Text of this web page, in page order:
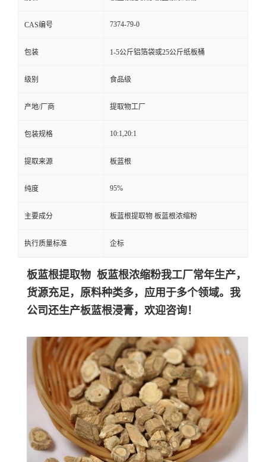
CAS编号 7374-79-0
包装 1-5公斤铝箔袋或25公斤纸板桶
级别 食品级
产地/厂商 提取物工厂
包装规格 10:1,20:1
提取来源 板蓝根
纯度 95%
主要成分 板蓝根提取物 板蓝根浓缩粉
执行质量标准 企标
板蓝根提取物 板蓝根浓缩粉我工厂常年生产，
货源充足，原料种类多，应用于多个领域。我
公司还生产板蓝根浸膏，欢迎咨询！